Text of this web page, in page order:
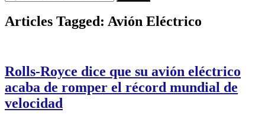
Articles Tagged: Avión Eléctrico
Rolls-Royce dice que su avión eléctrico
acaba de romper el récord mundial de
velocidad